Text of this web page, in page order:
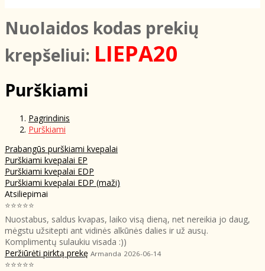
NuoIaidos kodas prekių
krepšeliui: LIEPA20
Purškiami
Pagrindinis
Purškiami
Prabangūs purškiami kvepalai
Purškiami kvepalai EP
Purškiami kvepalai EDP
Purškiami kvepalai EDP (maži)
Atsiliepimai
⭐⭐⭐⭐⭐
Nuostabus, saldus kvapas, laiko visą dieną, net nereikia jo daug,
mėgstu užsitepti ant vidinės alkūnės dalies ir už ausų.
Komplimentų sulaukiu visada :))
Peržiūrėti pirktą prekę Armanda 2026-06-14
⭐⭐⭐⭐⭐